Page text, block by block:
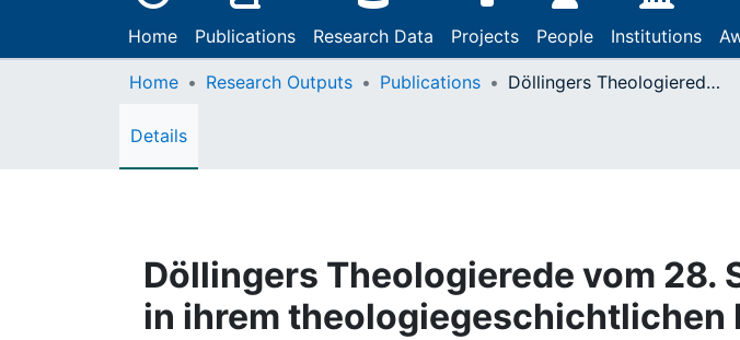
Home Publications Research Data Projects People Institutions
Home Research Outputs Publications Döllingers Theologierede vom 28. September 1863 in ihrem theologiegeschichtlichen Kontext
Details
Döllingers Theologierede vom 28.
in ihrem theologiegeschichtlichen